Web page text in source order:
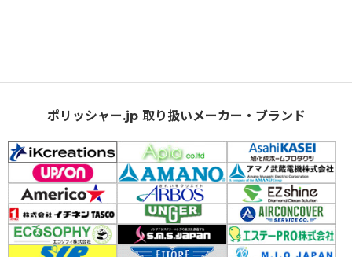
ポリッシャー.jp 取り扱いメーカー・ブランド